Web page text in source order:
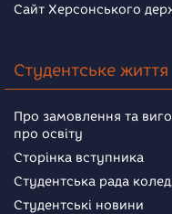
Сайт Херсонського
Студентське життя
Про замовлення та
про освіту
Сторінка вступника
Студентська рада
Студентські новини